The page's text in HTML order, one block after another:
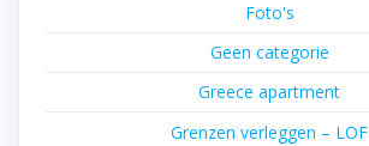
Foto's
Geen categorie
Greece apartment
Grenzen verleggen – LOF